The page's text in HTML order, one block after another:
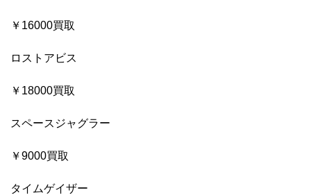
￥16000買取
ロストアビス
￥18000買取
スペースジャグラー
￥9000買取
タイムゲイザー